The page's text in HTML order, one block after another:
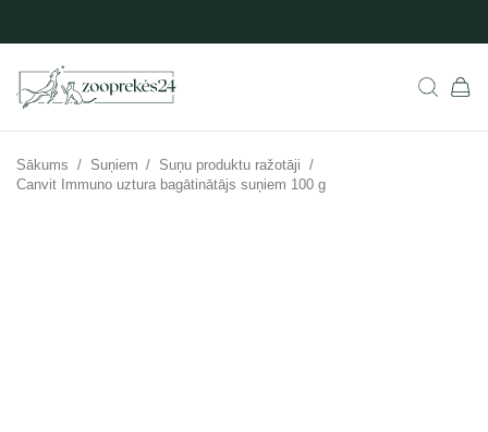
Sākums / Suņiem / Suņu produktu ražotāji /
Canvit Immuno uztura bagātinātājs suņiem 100 g